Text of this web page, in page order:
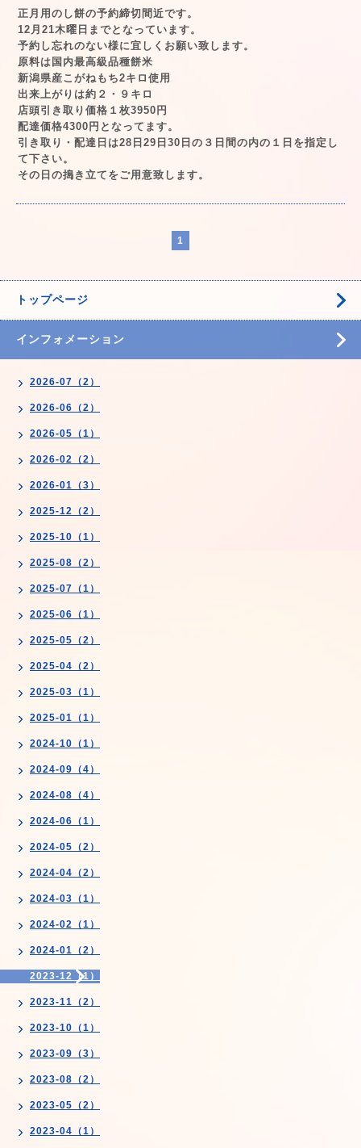
正月用のし餅の予約締切間近です。
12月21木曜日までとなっています。
予約し忘れのない様に宜しくお願い致します。
原料は国内最高級品種餅米
新潟県産こがねもち2キロ使用
出来上がりは約２・９キロ
店頭引き取り価格１枚3950円
配達価格4300円となってます。
引き取り・配達日は28日29日30日の３日間の内の１日を指定し
て下さい。
その日の搗き立てをご用意致します。
1
トップページ
インフォメーション
2026-07（2）
2026-06（2）
2026-05（1）
2026-02（2）
2026-01（3）
2025-12（2）
2025-10（1）
2025-08（2）
2025-07（1）
2025-06（1）
2025-05（2）
2025-04（2）
2025-03（1）
2025-01（1）
2024-10（1）
2024-09（4）
2024-08（4）
2024-06（1）
2024-05（2）
2024-04（2）
2024-03（1）
2024-02（1）
2024-01（2）
2023-12（1）
2023-11（2）
2023-10（1）
2023-09（3）
2023-08（2）
2023-05（2）
2023-04（1）